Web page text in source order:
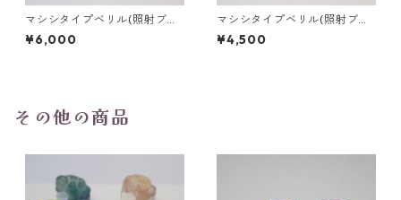
マシシタイプベリル(照射ブル
ーベリル) 1.0ct前後 7mm前後
¥6,000
マシシタイプベリル(照射ブル
ーベリル) 0.6ct前後 6mm前
後
¥4,500
その他の商品